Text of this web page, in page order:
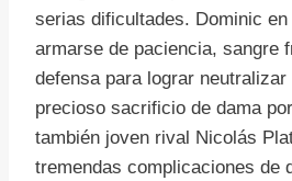
serias dificultades. Dominic
armarse de paciencia, sangre
defensa para lograr
precioso sacrificio de dama
también joven rival Nicolás
tremendas complicaciones de